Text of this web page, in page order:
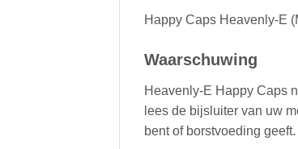
Happy Caps Heavenly-E
Waarschuwing
Heavenly-E Happy Caps
lees de bijsluiter van uw
bent of borstvoeding geeft.